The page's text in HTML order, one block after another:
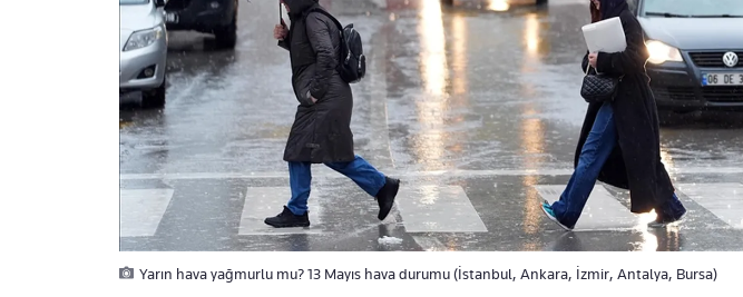
Yarın hava yağmurlu mu? 13 Mayıs hava durumu (İstanbul, Ankara, İzmir, Antalya, Bursa)